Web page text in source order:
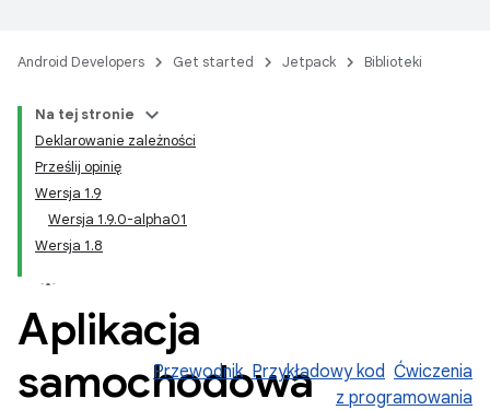
Android Developers Get started Jetpack Biblioteki
Na tej stronie
Deklarowanie zależności
Prześlij opinię
Wersja 1.9
Wersja 1.9.0-alpha01
Wersja 1.8
Aplikacja
samochodowa
Przewodnik Przykładowy kod Ćwiczenia
z programowania